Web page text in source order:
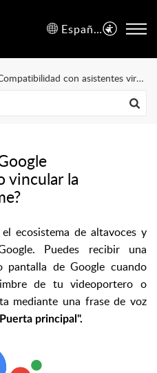
Español (España)
con asistentes virtuales
vincular la
ecosistema de altavoces y
Puedes recibir una
de Google cuando
de tu videoportero o
mediante una frase de voz
principal".